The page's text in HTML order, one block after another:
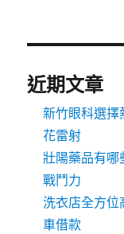
近期文章
新竹眼科選擇
花雷射
壯陽藥品有哪
戰鬥力
洗衣店全方位
車借款